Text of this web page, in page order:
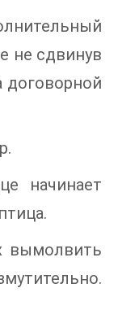
не сдвинув
договорной
начинает
вымолвить